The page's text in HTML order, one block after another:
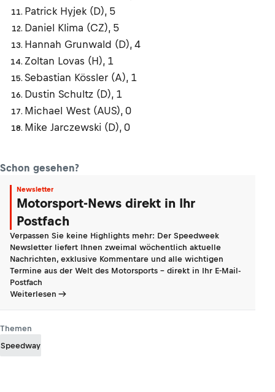
Patrick Hyjek (D), 5
Daniel Klima (CZ), 5
Hannah Grunwald (D), 4
Zoltan Lovas (H), 1
Sebastian Kössler (A), 1
Dustin Schultz (D), 1
Michael West (AUS), 0
Mike Jarczewski (D), 0
Schon gesehen?
Newsletter
Motorsport-News direkt in Ihr
Postfach
Verpassen Sie keine Highlights mehr: Der Speedweek
Newsletter liefert Ihnen zweimal wöchentlich aktuelle
Nachrichten, exklusive Kommentare und alle wichtigen
Termine aus der Welt des Motorsports - direkt in Ihr E-Mail-
Postfach
Weiterlesen
Themen
Speedway